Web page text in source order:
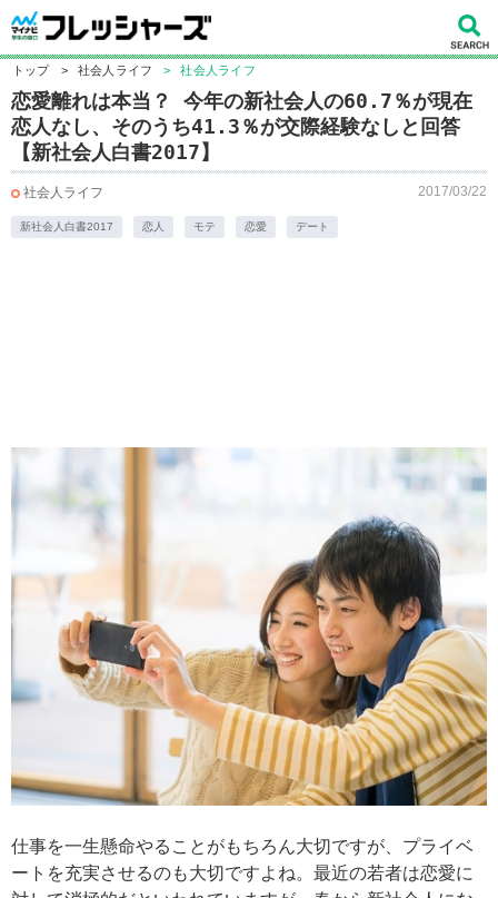
トップ > 社会人ライフ > 社会人ライフ
恋愛離れは本当？ 今年の新社会人の60.7％が現在
恋人なし、そのうち41.3％が交際経験なしと回答
【新社会人白書2017】
社会人ライフ 2017/03/22
新社会人白書2017 恋人 モテ 恋愛 デート
仕事を一生懸命やることがもちろん大切ですが、プライベ
ートを充実させるのも大切ですよね。最近の若者は恋愛に